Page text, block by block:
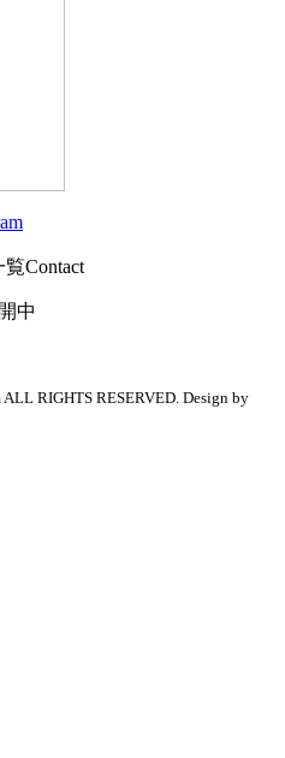
覧Contact
RIGHTS RESERVED. Design by